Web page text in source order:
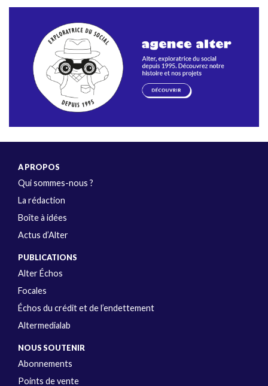
A PROPOS
Qui sommes-nous ?
La rédaction
Boîte à idées
Actus d’Alter
PUBLICATIONS
Alter Échos
Focales
Échos du crédit et de l’endettement
Altermedialab
NOUS SOUTENIR
Abonnements
Points de vente